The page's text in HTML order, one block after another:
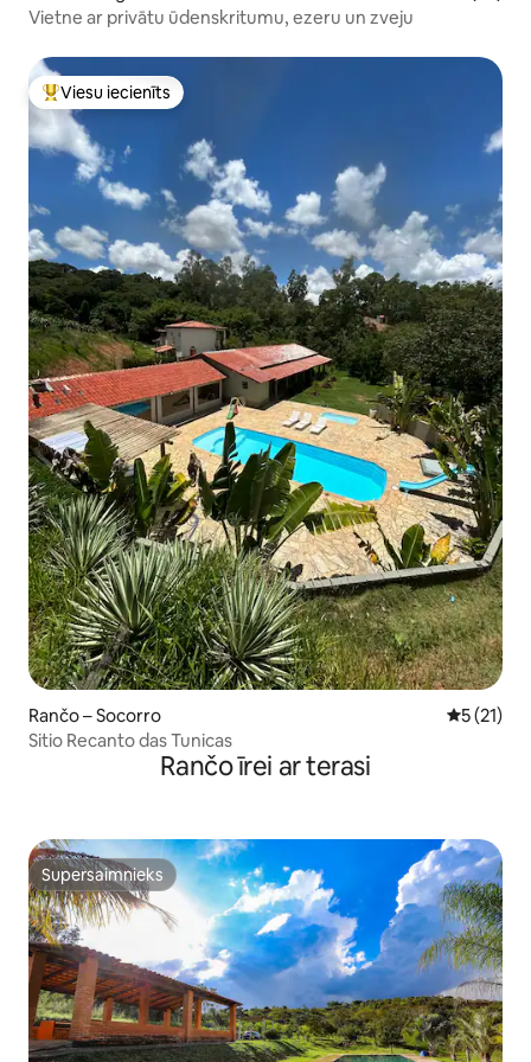
Vietne ar privātu ūdenskritumu, ezeru un zveju
Populārs viesu iecienīts mājoklis
Viesu iecienīts
Rančo – Socorro Vidējais
5 (21)
Sitio Recanto das Tunicas
Rančo īrei ar terasi
Supersaimnieks
Supersaimnieks